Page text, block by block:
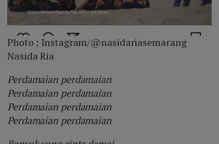
Photo : Instagram/@nasidariasemarang
Nasida Ria
Perdamaian perdamaian
Perdamaian perdamaian
Perdamaian perdamaian
Perdamaian perdamaian